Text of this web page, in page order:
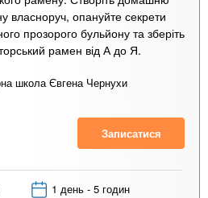
власноруч, опануйте секрети
прозорого бульйону та зберіть
рамен від А до Я.
школа Євгена Чернухи
Записатися
1 день - 5 годин